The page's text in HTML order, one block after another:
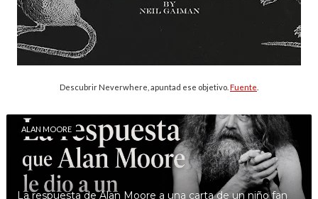
Descubrir Neverwhere, apuntad ese objetivo. Fuente
ALAN MOORE
La respuesta de Alan Moore a una carta de un niño fan